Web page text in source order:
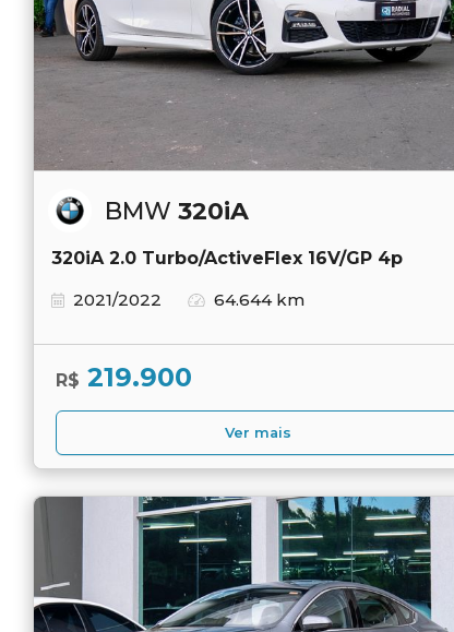
BMW 320iA
320iA 2.0 Turbo/ActiveFlex 16V/GP 4p
2021/2022
64.644 km
R$ 219.900
Ver mais